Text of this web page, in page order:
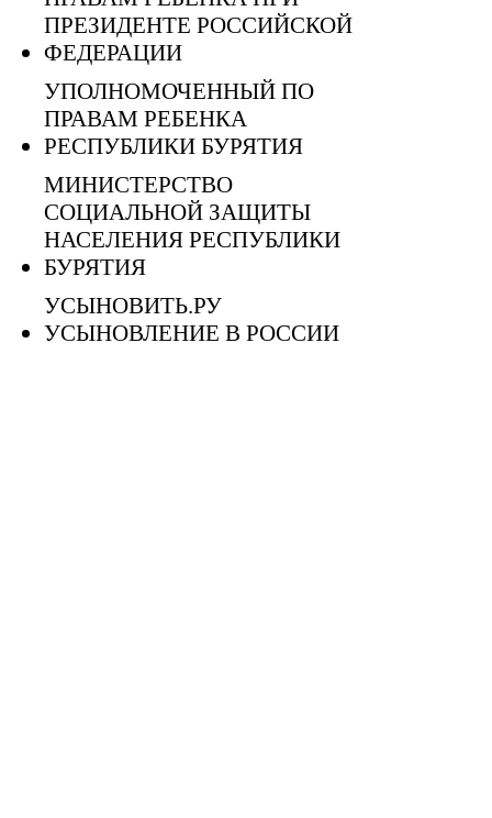
ПРЕЗИДЕНТЕ РОССИЙСКОЙ
ФЕДЕРАЦИИ
УПОЛНОМОЧЕННЫЙ ПО
ПРАВАМ РЕБЕНКА
РЕСПУБЛИКИ БУРЯТИЯ
МИНИСТЕРСТВО
СОЦИАЛЬНОЙ ЗАЩИТЫ
НАСЕЛЕНИЯ РЕСПУБЛИКИ
БУРЯТИЯ
УСЫНОВИТЬ.РУ
УСЫНОВЛЕНИЕ В РОССИИ